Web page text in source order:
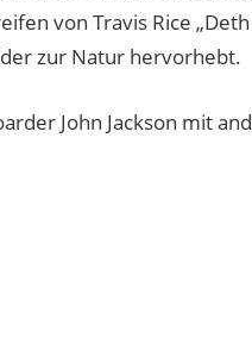
von Travis Rice
zur Natur hervorhebt.
John Jackson mit